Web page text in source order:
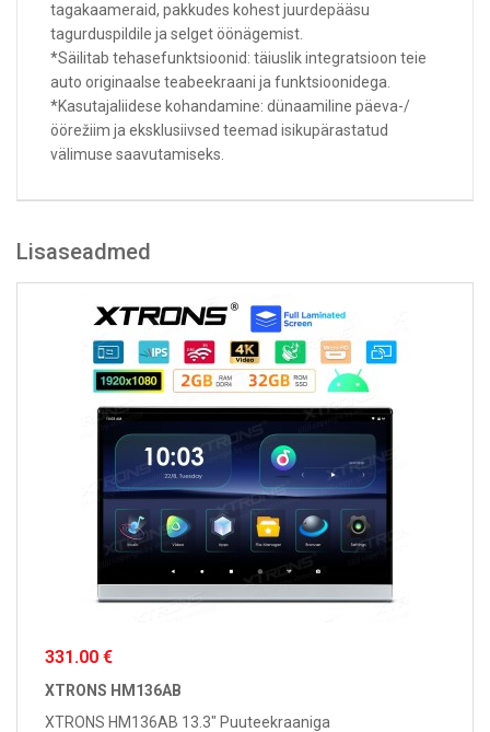
tagakaameraid, pakkudes kohest juurdepääsu
tagurduspildile ja selget öönägemist.
*Säilitab tehasefunktsioonid: täiuslik integratsioon teie
auto originaalse teabeekraani ja funktsioonidega.
*Kasutajaliidese kohandamine: dünaamiline päeva-/
öörežiim ja eksklusiivsed teemad isikupärastatud
välimuse saavutamiseks.
Lisaseadmed
331.00 €
XTRONS HM136AB
XTRONS HM136AB 13.3" Puuteekraaniga